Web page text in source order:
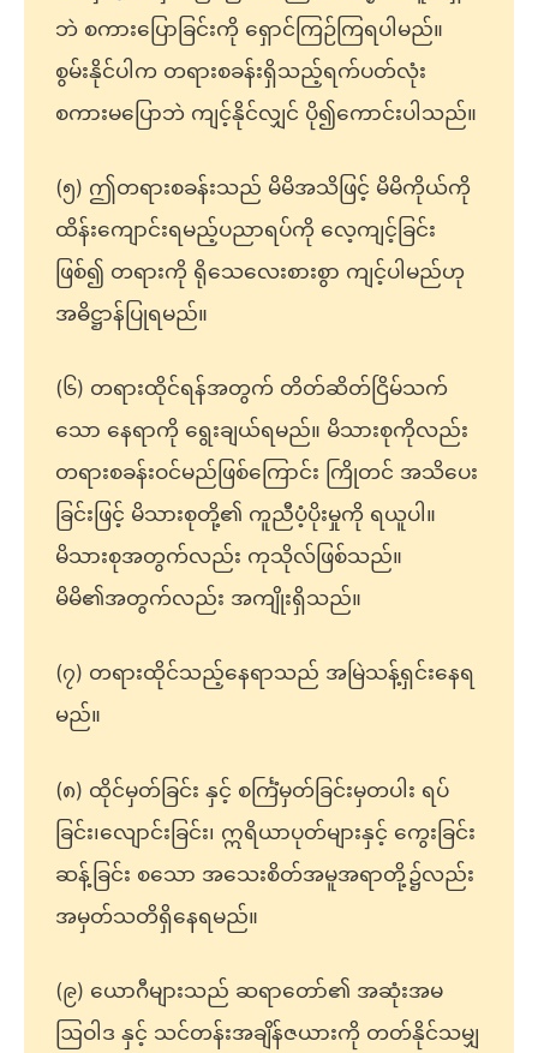
ဘဲ စကားပြောခြင်းကို ရှောင်ကြဉ်ကြရပါမည်။
စွမ်းနိုင်ပါက တရားစခန်းရှိသည့်ရက်ပတ်လုံး
စကားမပြောဘဲ ကျင့်နိုင်လျှင် ပို၍ကောင်းပါသည်။
(၅) ဤတရားစခန်းသည် မိမိအသိဖြင့် မိမိကိုယ်ကို
ထိန်းကျောင်းရမည့်ပညာရပ်ကို လေ့ကျင့်ခြင်း
ဖြစ်၍ တရားကို ရိုသေလေးစားစွာ ကျင့်ပါမည်ဟု
အဓိဋ္ဌာန်ပြုရမည်။
(၆) တရားထိုင်ရန်အတွက် တိတ်ဆိတ်ငြိမ်သက်
သော နေရာကို ရွေးချယ်ရမည်။ မိသားစုကိုလည်း
တရားစခန်းဝင်မည်ဖြစ်ကြောင်း ကြိုတင် အသိပေး
ခြင်းဖြင့် မိသားစုတို့၏ ကူညီပံ့ပိုးမှုကို ရယူပါ။
မိသားစုအတွက်လည်း ကုသိုလ်ဖြစ်သည်။
မိမိ၏အတွက်လည်း အကျိုးရှိသည်။
(၇) တရားထိုင်သည့်နေရာသည် အမြဲသန့်ရှင်းနေရ
မည်။
(၈) ထိုင်မှတ်ခြင်း နှင့် စင်္ကြံမှတ်ခြင်းမှတပါး ရပ်
ခြင်း၊လျောင်းခြင်း၊ ဣရိယာပုတ်များနှင့် ကွေးခြင်း
ဆန့်ခြင်း စသော အသေးစိတ်အမူအရာတို့၌လည်း
အမှတ်သတိရှိနေရမည်။
(၉) ယောဂီများသည် ဆရာတော်၏ အဆုံးအမ
ဩဝါဒ နှင့် သင်တန်းအချိန်ဇယားကို တတ်နိုင်သမျှ